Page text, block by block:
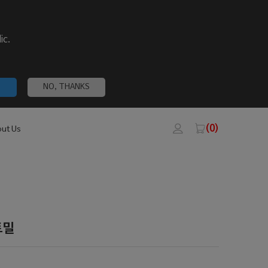
NO, THANKS
Us (0)